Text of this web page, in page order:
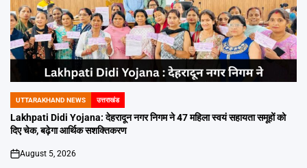
POSTED
IN
UTTARAKHAND NEWS उत्तराखंड
Lakhpati Didi Yojana: देहरादून नगर निगम ने 47 महिला स्वयं सहायता समूहों को
दिए चेक, बढ़ेगा आर्थिक सशक्तिकरण
on
August 5, 2026